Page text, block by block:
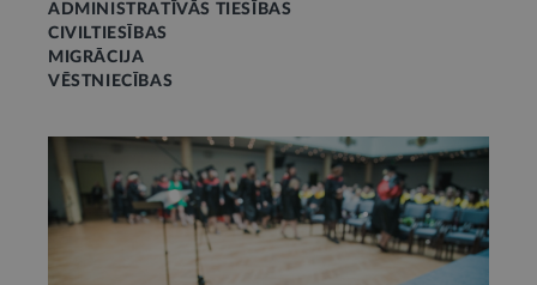
ADMINISTRATĪVĀS TIESĪBAS
CIVILTIESĪBAS
MIGRĀCIJA
VĒSTNIECĪBAS